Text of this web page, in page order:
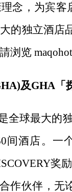
念，为宾
的独立酒店
浏览
及GHA「
全球最大的
间酒店。
奖
作伙伴，无